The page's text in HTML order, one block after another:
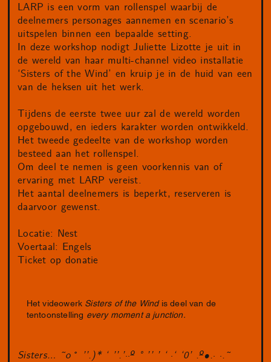
LARP is een vorm van rollenspel waarbij de
deelnemers personages aannemen en scenario’s
uitspelen binnen een bepaalde setting.
In deze workshop nodigt Juliette Lizotte je uit in
de wereld van haar multi-channel video installatie
‘Sisters of the Wind’ en kruip je in de huid van een
van de heksen uit het werk.
Tijdens de eerste twee uur zal de wereld worden
opgebouwd, en ieders karakter worden ontwikkeld.
Het tweede gedeelte van de workshop worden
besteed aan het rollenspel.
Om deel te nemen is geen voorkennis van of
ervaring met LARP vereist.
Het aantal deelnemers is beperkt, reserveren is
daarvoor gewenst.
Locatie: Nest
Voertaal: Engels
Ticket op donatie
Het videowerk Sisters of the Wind is deel van de
tentoonstelling every moment a junction.
Sisters… ˜o˚ ’’.)* ‘ ’’.’··º ° ’’ ’ ‘ ·‘ ‘0’ .º•.· ·.˜